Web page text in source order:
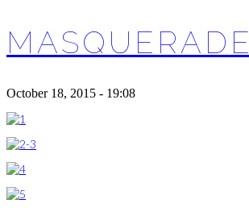
MASQUERADE
October 18, 2015 - 19:08